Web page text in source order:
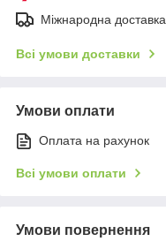
Міжнародна доставка
Всі умови доставки
Умови оплати
Оплата на рахунок
Всі умови оплати
Умови повернення